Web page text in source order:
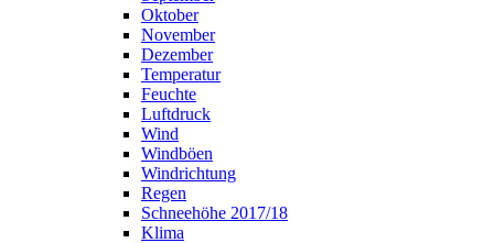
Oktober
November
Dezember
Temperatur
Feuchte
Luftdruck
Wind
Windböen
Windrichtung
Regen
Schneehöhe 2017/18
Klima